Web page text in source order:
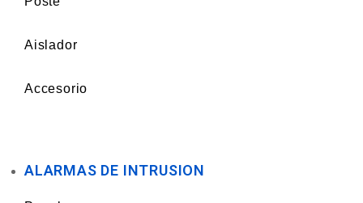
Aislador
Accesorio
ALARMAS DE INTRUSION